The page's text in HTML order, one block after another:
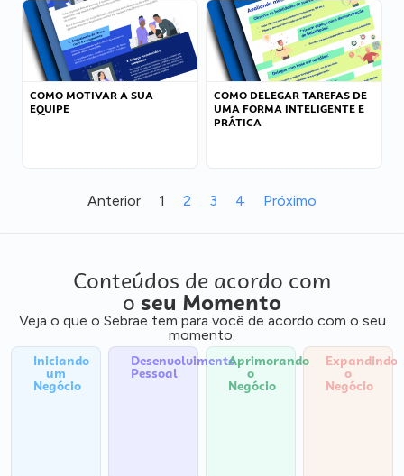
COMO MOTIVAR A SUA
EQUIPE
COMO DELEGAR TAREFAS DE
UMA FORMA INTELIGENTE E
PRÁTICA
Anterior 1 2 3 4 Próximo
Conteúdos de acordo com
o seu Momento
Veja o que o Sebrae tem para você de acordo com o seu
momento:
Iniciando
um
Negócio
Desenvolvimento
Pessoal
Aprimorando
o
Negócio
Expandindo
o
Negócio